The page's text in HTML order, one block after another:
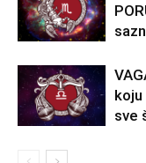
koju
sve